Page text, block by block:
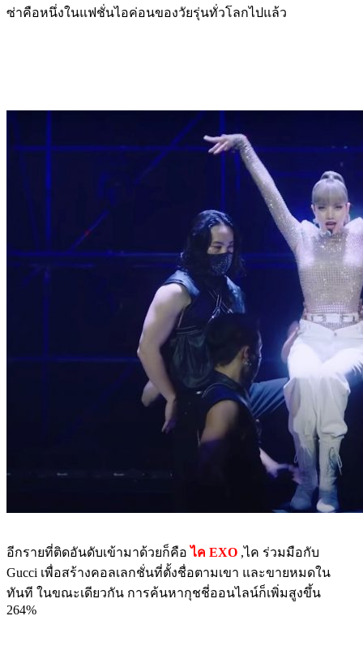
ซ่าคือหนึ่งในแฟชั่นไอค่อนของวัยรุ่นทั่วโลกไปแล้ว
อีกรายที่ติดอันดับเข้ามาด้วยก็คือไค EXO ,ไค ร่วมมือกับ
Gucci เพื่อสร้างคอลเลกชั่นที่ตั้งชื่อตามเขา และขายหมดใน
ทันที ในขณะเดียวกัน การค้นหากุชชี่ออนไลน์ก็เพิ่มสูงขึ้น
264%